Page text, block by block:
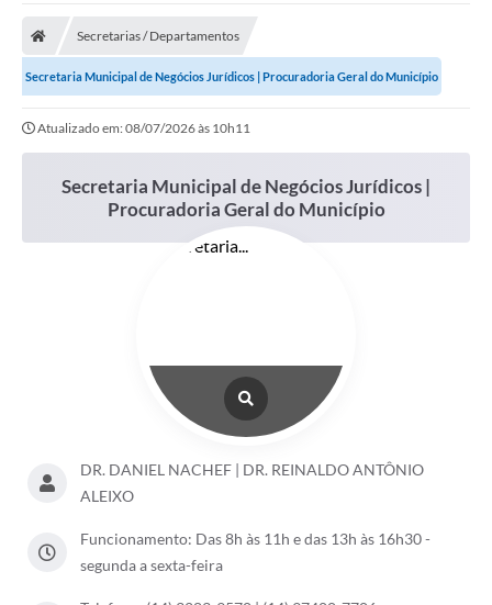
Secretarias / Departamentos
Secretaria Municipal de Negócios Jurídicos | Procuradoria Geral do Município
Atualizado em: 08/07/2026 às 10h11
Secretaria Municipal de Negócios Jurídicos |
Procuradoria Geral do Município
DR. DANIEL NACHEF | DR. REINALDO ANTÔNIO
ALEIXO
Funcionamento: Das 8h às 11h e das 13h às 16h30 -
segunda a sexta-feira